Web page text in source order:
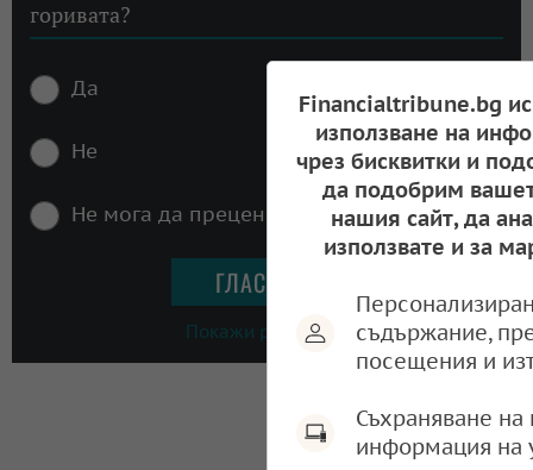
горивата?
Да
Не
Не мога да преценя
Покажи резултати
Financialtribune.bg
използване на
чрез бисквитки и
да подобрим
нашия сайт, да
използвате и за
съдържание,
посещения и
Съхраняване
информация на